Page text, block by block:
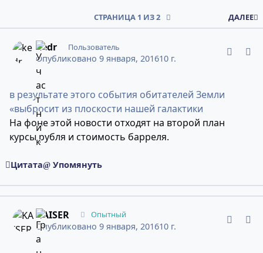
ДАЛЕЕ
СТРАНИЦА 1 ИЗ 2
kedr Пользователь
Опубликовано 9 января, 201610 г.
в результате этого события обитателей Земли
«выбросит из плоскости нашей галактики
На фоне этой новости отходят на второй план
курсы рубля и стоимость барреля.
Цитата Упомянуть
KAISER Опытный
Опубликовано 9 января, 201610 г.